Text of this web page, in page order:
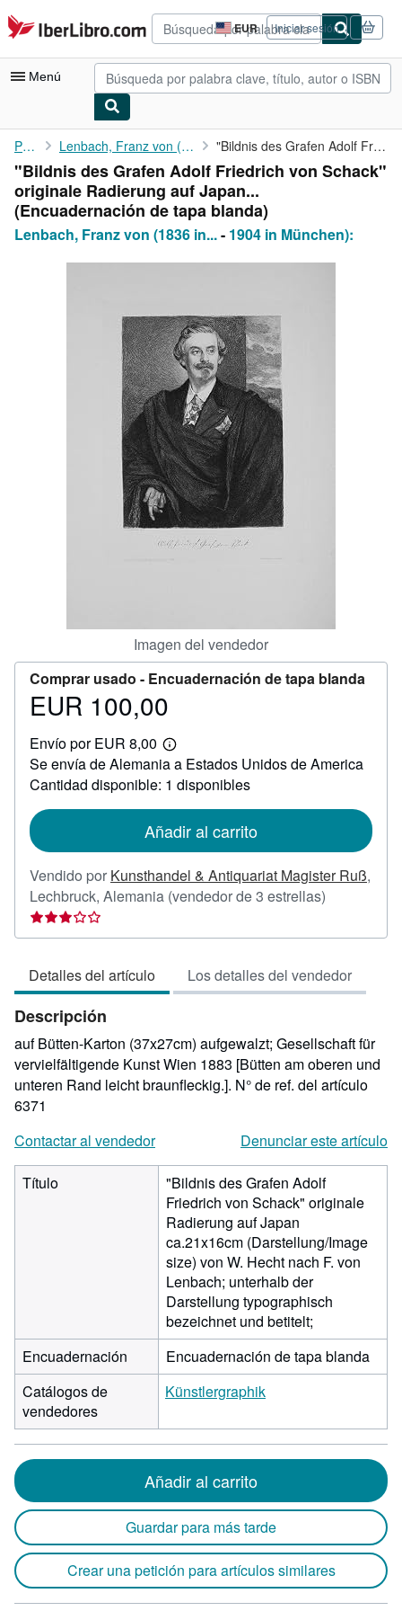
Pasar al contenido principal
IberLibro.com EUR
Preferencias
de
compra
del
Iniciar sesión
Menú
Mi cuenta
Consultar mis pedidos
Búsqueda avanzada
Colecciones
Comenzar a vender
CERRAR
Portada Lenbach, Franz von (1836 in Schrobenhausen "Bildnis des Grafen Adolf Friedrich von Schack" originale ...
"Bildnis des Grafen Adolf Friedrich von Schack"
originale Radierung auf Japan...
(Encuadernación de tapa blanda)
Lenbach, Franz von (1836 in...- 1904 in München):
Imagen del vendedor
Comprar usado - Encuadernación de tapa blanda
Precio
100,00
EUR 100,00
Envío por EUR 8,00
Más
información
sobre
las
envío
Se envía de Alemania a Estados Unidos de America
Cantidad disponible: 1 disponibles
Añadir al carrito
Vendido por Kunsthandel & Antiquariat Magister Ruß,
Lechbruck, Alemania (vendedor de 3 estrellas)
vendedor:
de
5
Detalles del artículo Los detalles del vendedor
Descripción
auf Bütten-Karton (37x27cm) aufgewalzt; Gesellschaft für
vervielfältigende Kunst Wien 1883 [Bütten am oberen und
unteren Rand leicht braunfleckig.]. N° de ref. del artículo
6371
Contactar al vendedor
Denunciar este artículo
Título
"Bildnis des Grafen Adolf
Friedrich von Schack" originale
Radierung auf Japan
ca.21x16cm (Darstellung/Image
size) von W. Hecht nach F. von
Lenbach; unterhalb der
Darstellung typographisch
bezeichnet und betitelt;
Encuadernación
Encuadernación de tapa blanda
Catálogos de
vendedores
Künstlergraphik
Añadir al carrito
Guardar para más tarde
Crear una petición para artículos similares